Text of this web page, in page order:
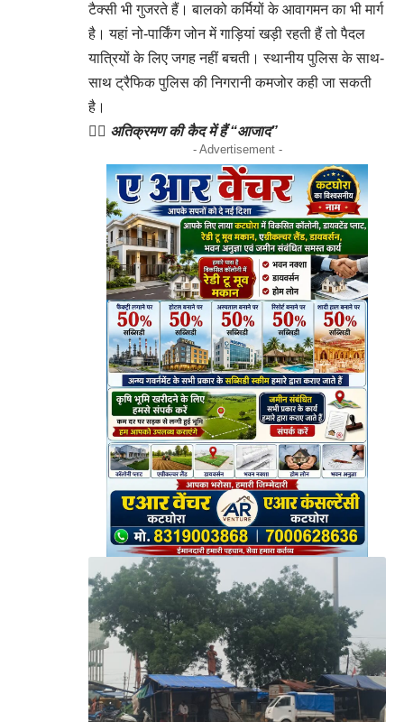
टैक्सी भी गुजरते हैं। बालको कर्मियों के आवागमन का भी मार्ग
है। यहां नो-पार्किंग जोन में गाड़ियां खड़ी रहती हैं तो पैदल
यात्रियों के लिए जगह नहीं बचती। स्थानीय पुलिस के साथ-
साथ ट्रैफिक पुलिस की निगरानी कमजोर कही जा सकती
है।
👉🏻 अतिक्रमण की कैद में हैं “आजाद”
- Advertisement -